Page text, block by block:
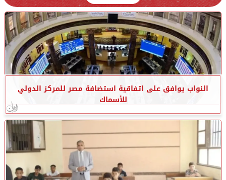
النواب يوافق على اتفاقية استضافة مصر للمركز الدولي
للأسماك